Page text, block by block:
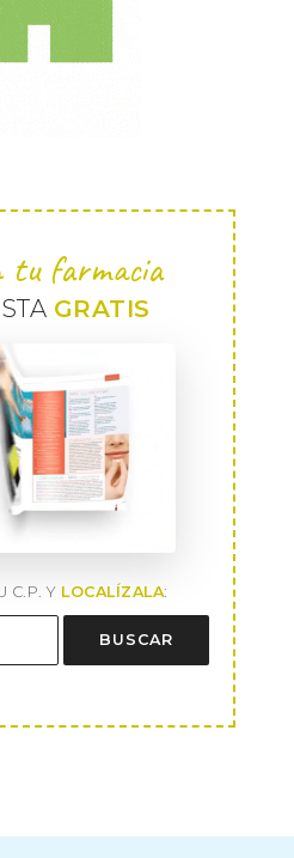
tu farmacia
GRATIS
C.P. Y LOCALÍZALA:
BUSCAR